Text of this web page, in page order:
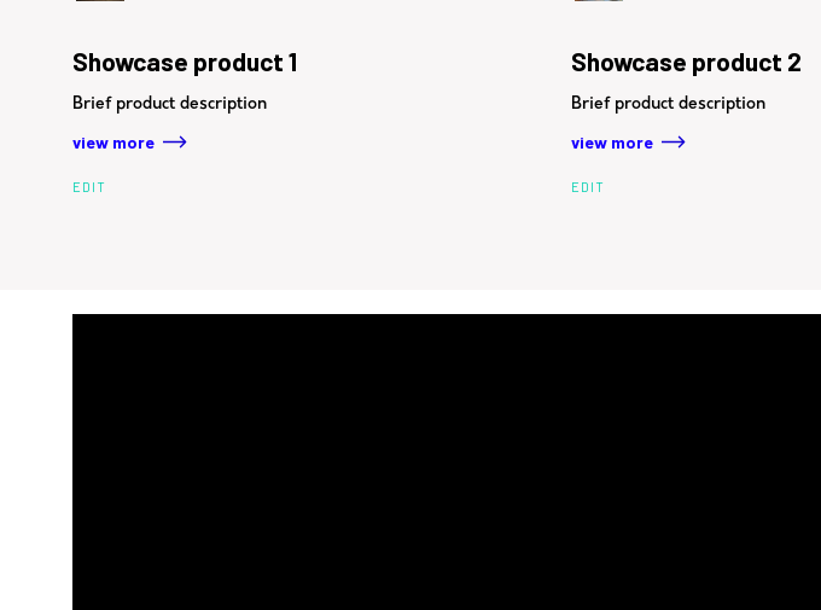
Showcase product 1
Brief product description
view more
EDIT
Showcase product 2
Brief product description
view more
EDIT